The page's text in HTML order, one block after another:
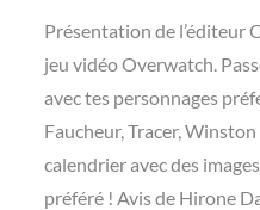
Présentation de l’éditeur
jeu vidéo Overwatch.
avec tes personnages
Faucheur, Tracer,
calendrier avec des
préféré ! Avis de Hirone